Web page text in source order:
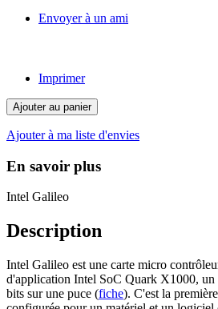
Envoyer à un ami
Imprimer
Ajouter au panier
Ajouter à ma liste d'envies
En savoir plus
Intel Galileo
Description
Intel Galileo est une carte micro
d'application Intel SoC Quark X1000, un
bits sur une puce (fiche). C'est la